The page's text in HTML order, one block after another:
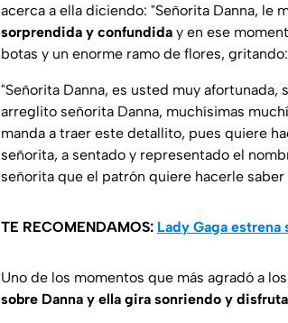
acerca a ella diciendo: "Señorita Danna, le
sorprendida y confundida y en ese
botas y un enorme ramo de flores, gritando:
"Señorita Danna, es usted muy
arreglito señorita Danna, muchísimas
manda a traer este detallito, pues quiere
señorita, a sentado y representado el
señorita que el patrón quiere hacerle
TE RECOMENDAMOS: Lady Gaga estrena
Uno de los momentos que más agradó a
sobre Danna y ella gira sonriendo y